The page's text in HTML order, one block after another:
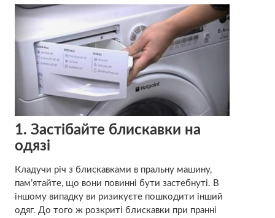
1. Застібайте блискавки на
одязі
Кладучи річ з блискавками в пральну машину,
пам’ятайте, що вони повинні бути застебнуті. В
іншому випадку ви ризикуєте пошкодити інший
одяг. До того ж розкриті блискавки при пранні